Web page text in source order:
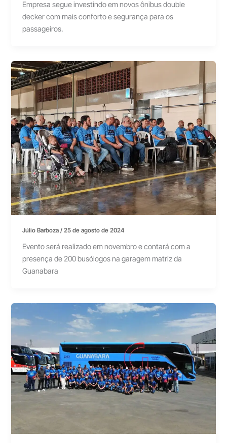
Empresa segue investindo em novos ônibus double
decker com mais conforto e segurança para os
passageiros.
Júlio Barboza/25 de agosto de 2024
Evento será realizado em novembro e contará com a
presença de 200 busólogos na garagem matriz da
Guanabara